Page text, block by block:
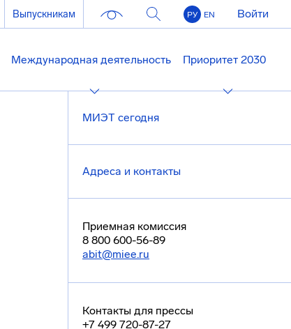
Выпускникам РУ EN Войти
Международная деятельность Приоритет 2030
МИЭТ сегодня
Адреса и контакты
Приемная комиссия
8 800 600-56-89
abit@miee.ru
Контакты для прессы
+7 499 720-87-27